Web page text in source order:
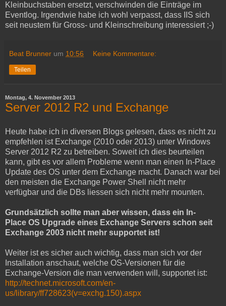
Kleinbuchstaben ersetzt, verschwinden die Einträge im
Eventlog. Irgendwie habe ich wohl verpasst, dass IIS sich
seit neustem für Gross- und Kleinschreibung interessiert ;-)
Beat Brunner um 10:56 Keine Kommentare:
Teilen
Montag, 4. November 2013
Server 2012 R2 und Exchange
Heute habe ich in diversen Blogs gelesen, dass es nicht zu
empfehlen ist Exchange (2010 oder 2013) unter Windows
Server 2012 R2 zu betreiben. Soweit ich dies beurteilen
kann, gibt es vor allem Probleme wenn man einen In-Place
Update des OS unter dem Exchange macht. Danach war bei
den meisten die Exchange Power Shell nicht mehr
verfügbar und die DBs liessen sich nicht mehr mounten.
Grundsätzlich sollte man aber wissen, dass ein In-
Place OS Upgrade eines Exchange Servers schon seit
Exchange 2003 nicht mehr supportet ist!
Weiter ist es sicher auch wichtig, dass man sich vor der
Installation anschaut, welche OS-Versionen für die
Exchange-Version die man verwenden will, supportet ist:
http://technet.microsoft.com/en-
us/library/ff728623(v=exchg.150).aspx